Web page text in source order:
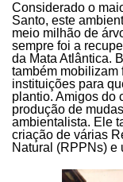
Considerado o
Santo, este
meio milhão de
sempre foi a
da Mata Atlântica.
também mobilizam
instituições para
plantio. Amigos do
produção de
ambientalista. Ele
criação de várias
Natural (RPPNs) e